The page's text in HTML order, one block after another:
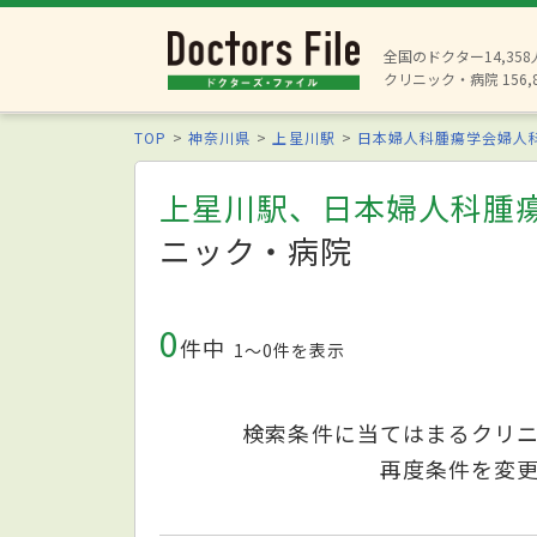
全国のドクター14,358
クリニック・病院
TOP 神奈川県 上星川駅 日本婦人科腫瘍学会婦人
上星川駅、日本婦人科
ニック・病院
0件中 1〜0件を表示
検索条件に当てはまるクリ
再度条件を変